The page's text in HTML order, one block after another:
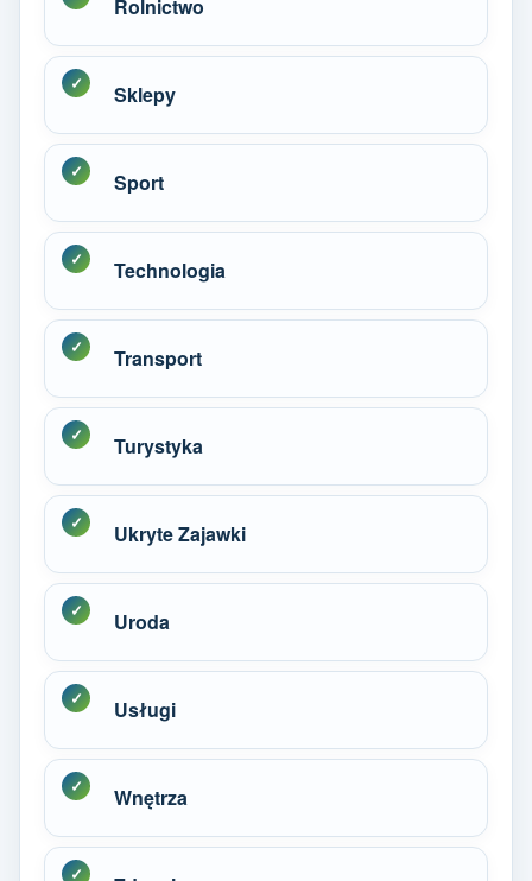
Rolnictwo
Sklepy
Sport
Technologia
Transport
Turystyka
Ukryte Zajawki
Uroda
Usługi
Wnętrza